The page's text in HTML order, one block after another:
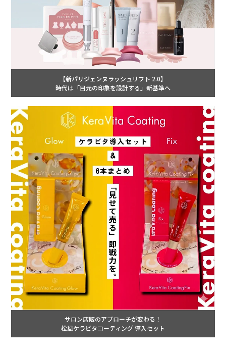
【新パリジェンヌラッシュリフト 2.0】
時代は「目元の印象を設計する」新基準へ
サロン店販のアプローチが変わる！
松風ケラビタコーティング 導入セット